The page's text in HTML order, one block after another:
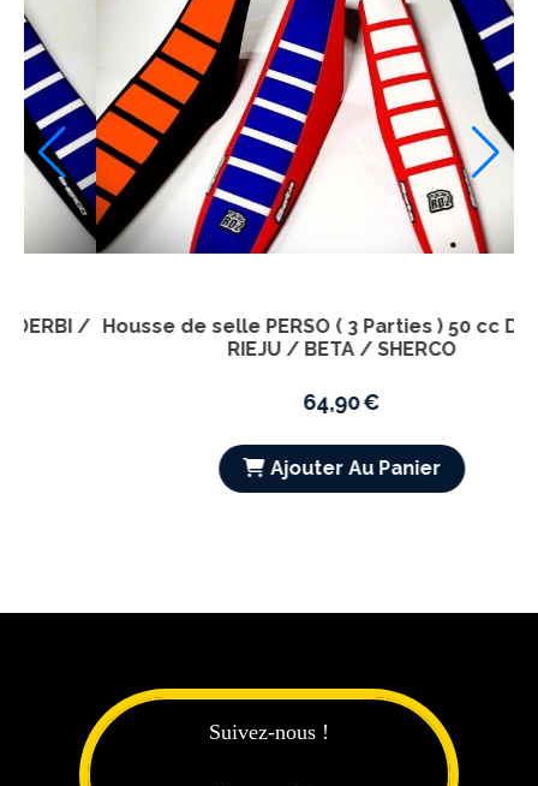
DERBI / Housse de selle PERSO ( 3 Parties ) 50 cc
RIEJU / BETA / SHERCO
64,90€
Ajouter Au Panier
Suivez-nous !